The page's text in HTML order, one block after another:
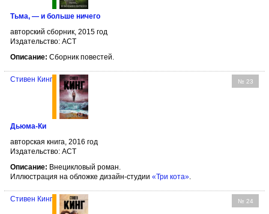
Тьма, — и больше ничего
авторский сборник, 2015 год
Издательство: АСТ
Описание: Сборник повестей.
№ 23
Стивен Кинг
Дьюма-Ки
авторская книга, 2016 год
Издательство: АСТ
Описание: Внецикловый роман.
Иллюстрация на обложке дизайн-студии «Три кота».
№ 24
Стивен Кинг